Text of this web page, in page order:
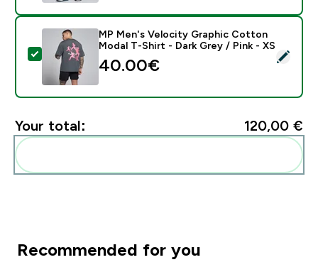
Select this product - MP Men's Velocity Graphic
MP Men's Velocity Graphic Cotton
Modal T-Shirt - Dark Grey / Pink - XS
40.00€‎
Your total: 120,00 €‎
Recommended for you